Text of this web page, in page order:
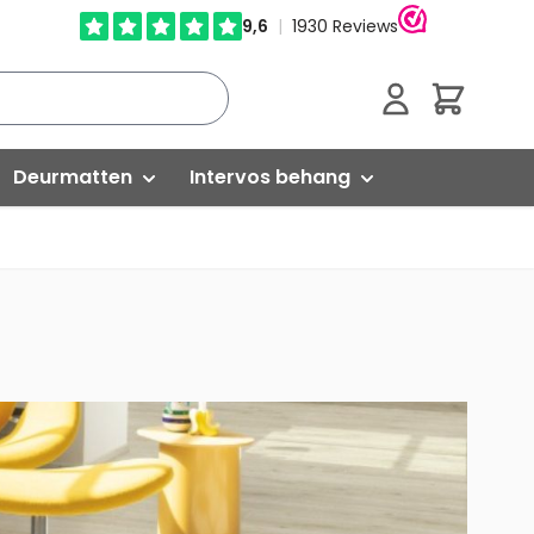
Cart
Deurmatten
Buitenmatten
Rubber matten
Intervos behang
Egaliseren
Versterken